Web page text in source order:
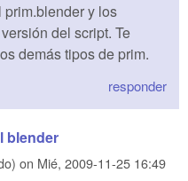
y los
del script. Te
demás tipos de prim.
responder
blender
on Mié, 2009-11-25 16:49